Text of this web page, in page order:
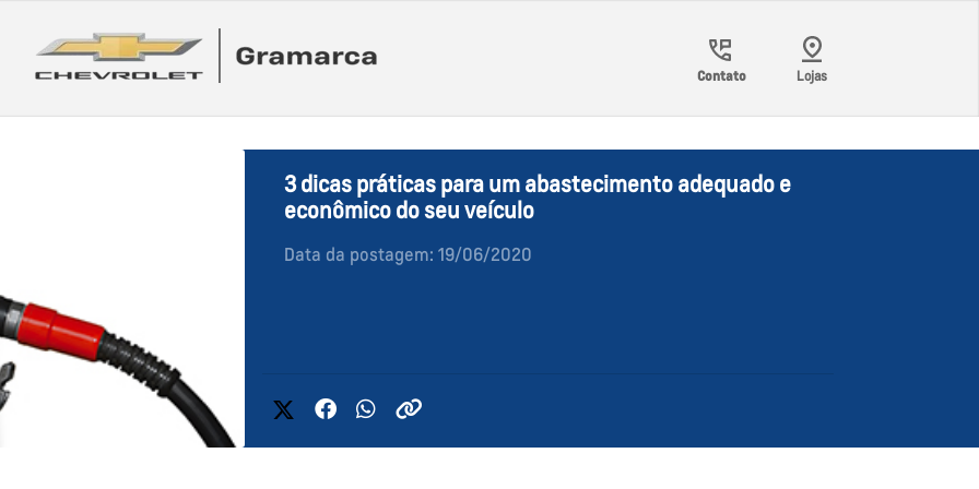
Contato Lojas
3 dicas práticas para um abastecimento adequado e
econômico do seu veículo
Data da postagem: 19/06/2020